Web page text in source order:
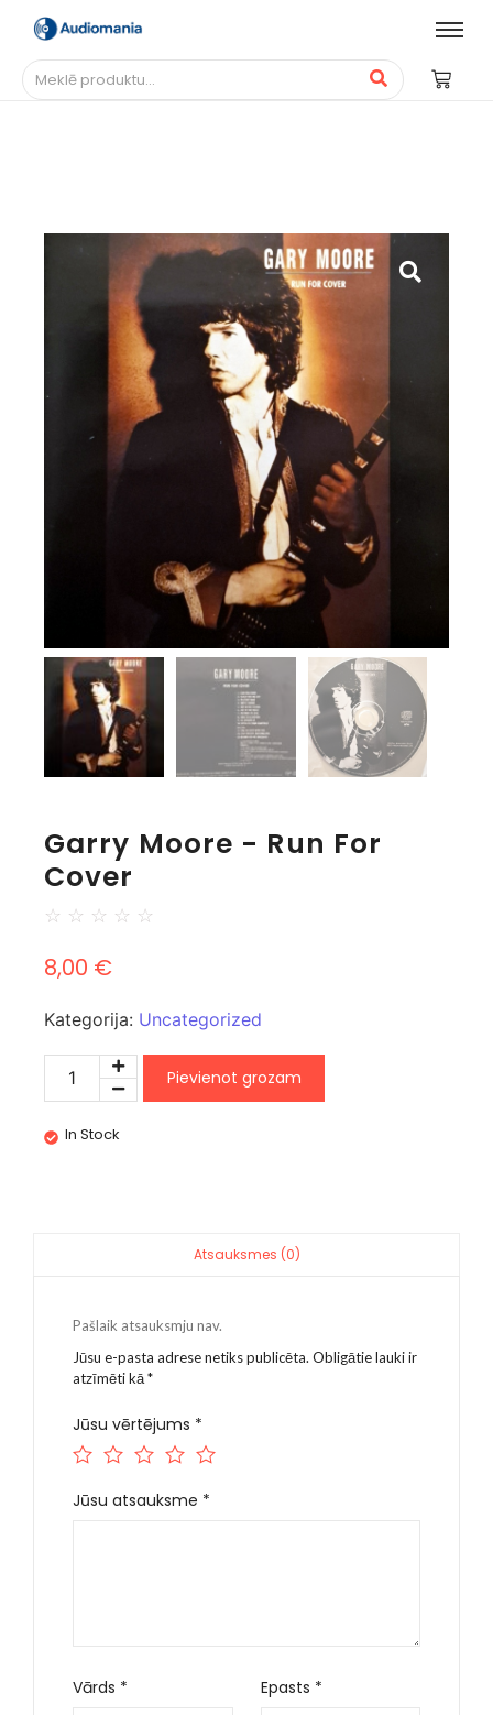
Garry Moore - Run For
Cover
☆ ☆ ☆ ☆ ☆
8,00 €
Kategorija: Uncategorized
Pievienot grozam
In Stock
Atsauksmes (0)
Pašlaik atsauksmju nav.
Jūsu e-pasta adrese netiks publicēta. Obligātie lauki ir
atzīmēti kā*
Jūsu vērtējums *
Jūsu atsauksme *
Vārds * Epasts *